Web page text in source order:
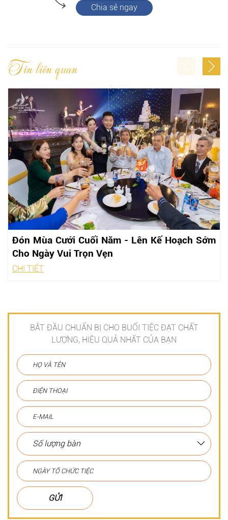
Chia sẻ ngay
Tin liên quan
Đón Mùa Cưới Cuối Năm - Lên Kế Hoạch Sớm
Cho Ngày Vui Trọn Vẹn
CHI TIẾT
BẮT ĐẦU CHUẨN BỊ CHO BUỔI TIỆC ĐẠT CHẤT
LƯỢNG, HIỆU QUẢ NHẤT CỦA BẠN
GỬI